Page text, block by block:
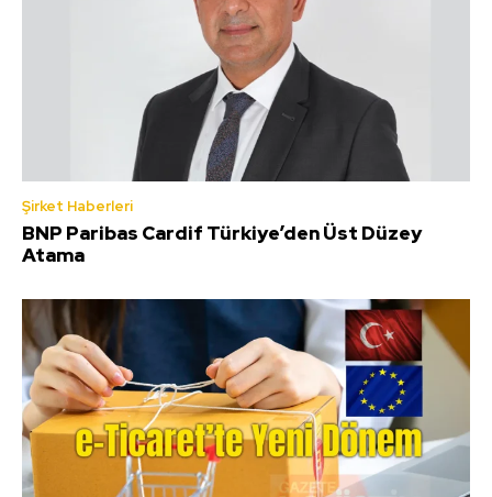
Şirket Haberleri
BNP Paribas Cardif Türkiye’den Üst Düzey
Atama